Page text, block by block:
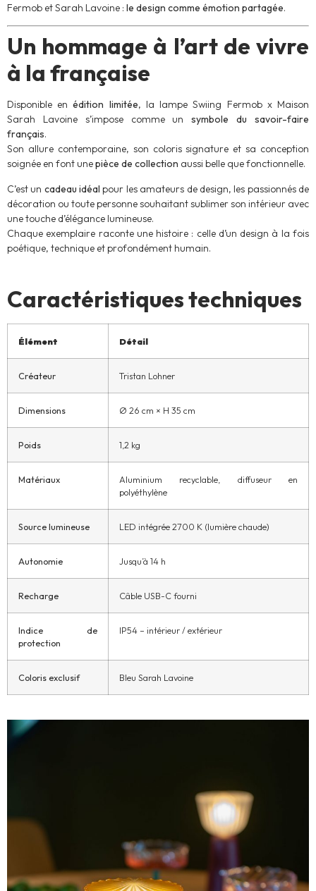
Fermob et Sarah Lavoine : le design comme émotion partagée.
Un hommage à l’art de vivre
à la française
Disponible enédition limitée, la lampe Swiing Fermob x Maison
Sarah Lavoine s’impose comme unsymbole du savoir-faire
français.
Son allure contemporaine, son coloris signature et sa conception
soignée en font unepièce de collection aussi belle que fonctionnelle.
C’est un cadeau idéal pour les amateurs de design, les passionnés de
décoration ou toute personne souhaitant sublimer son intérieur avec
une touche d’élégance lumineuse.
Chaque exemplaire raconte une histoire : celle d’un design à la fois
poétique, technique et profondément humain.
Caractéristiques techniques
Élément Détail
Créateur Tristan Lohner
Dimensions Ø 26 cm × H 35 cm
Poids 1,2 kg
Matériaux
Aluminium recyclable, diffuseur en
polyéthylène
Source lumineuse LED intégrée 2700 K (lumière chaude)
Autonomie Jusqu’à 14 h
Recharge Câble USB-C fourni
Indice de
protection
IP54 – intérieur / extérieur
Coloris exclusif Bleu Sarah Lavoine